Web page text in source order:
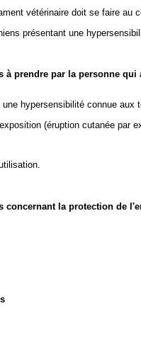
vétérinaire doit se faire au
présentant une
à prendre par la personne
une hypersensibilité connue
(éruption cutanée par
concernant la protection de